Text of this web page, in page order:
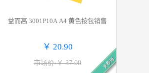
益而高 3001P10A A4 黄色按包销售
￥ 20.90
市场价:￥ 37.00 史泰博